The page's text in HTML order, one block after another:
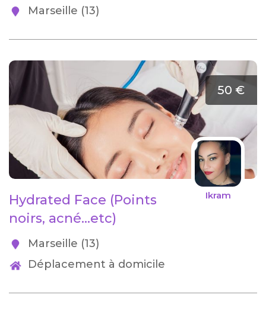
Marseille (13)
50 €
Ikram
Hydrated Face (Points
noirs, acné...etc)
Marseille (13)
Déplacement à domicile